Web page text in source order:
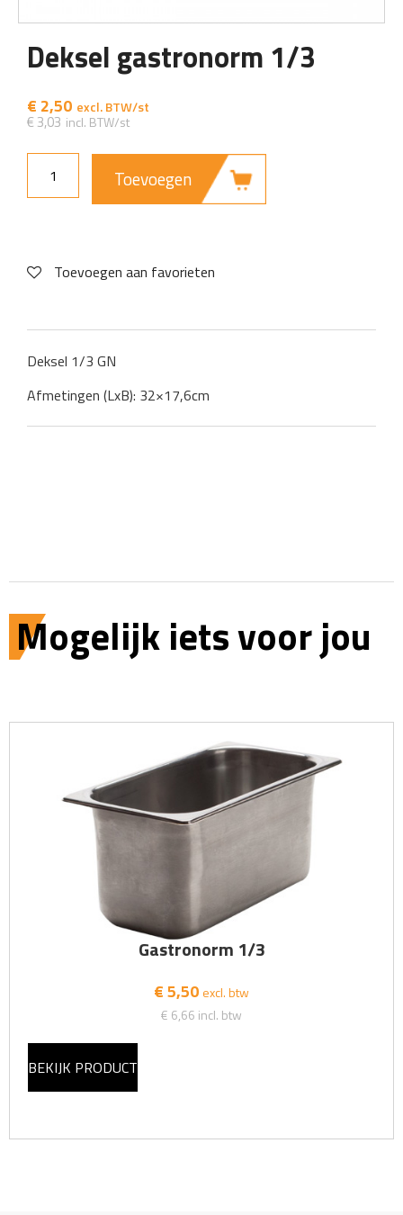
Deksel gastronorm 1/3
€ 2,50
€ 3,03
Toevoegen
Toevoegen aan favorieten
Deksel 1/3 GN
Afmetingen (LxB): 32×17,6cm
Mogelijk iets voor jou
Gastronorm 1/3
€ 5,50 excl. btw
€ 6,66 incl. btw
BEKIJK PRODUCT